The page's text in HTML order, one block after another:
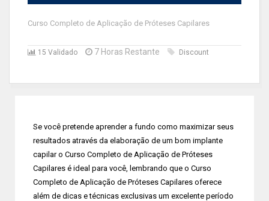
Curso Completo de Aplicação de Próteses Capilares
15 Validado 7 Horas Restante Discount
Se você pretende aprender a fundo como maximizar seus
resultados através da elaboração de um bom implante
capilar o Curso Completo de Aplicação de Próteses
Capilares é ideal para você, lembrando que o Curso
Completo de Aplicação de Próteses Capilares oferece
além de dicas e técnicas exclusivas um excelente período